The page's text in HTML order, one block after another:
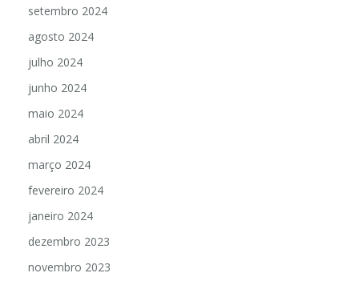
setembro 2024
agosto 2024
julho 2024
junho 2024
maio 2024
abril 2024
março 2024
fevereiro 2024
janeiro 2024
dezembro 2023
novembro 2023